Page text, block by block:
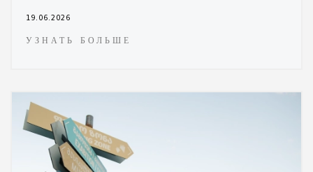
19.06.2026
УЗНАТЬ БОЛЬШЕ